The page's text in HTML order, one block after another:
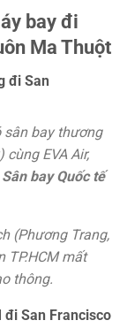
bay đi
Ma Thuột
đi San
sân bay thương
EVA Air,
Sân bay Quốc tế
(Phương Trang,
TP.HCM mất
thông.
đi San Francisco